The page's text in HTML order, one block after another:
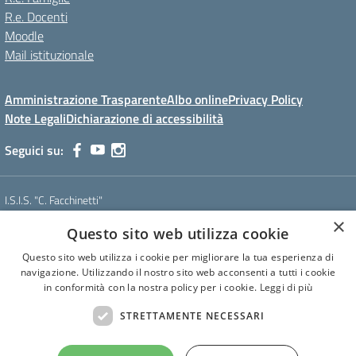
R.e. Docenti
Moodle
Mail istituzionale
Amministrazione TrasparenteAlbo onlinePrivacy Policy
Note LegaliDichiarazione di accessibilità
Seguici su:
I.S.I.S. "C. Facchinetti"
Tel. 0331 635718 - E-mail: vais01900e@istruzione.it - Pec:
vais01900e@pec.istruzione.it
Codice meccanografico: VAIS01900E
Codice Fiscale: 81009250127
×
Questo sito web utilizza cookie
Questo sito web utilizza i cookie per migliorare la tua esperienza di
navigazione. Utilizzando il nostro sito web acconsenti a tutti i cookie
in conformità con la nostra policy per i cookie. Leggi di più
STRETTAMENTE NECESSARI